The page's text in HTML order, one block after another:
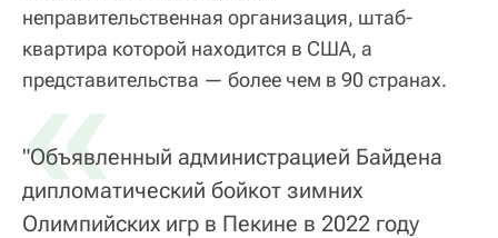
неправительственная организация, штаб-
квартира которой находится в США, а
представительства — более чем в 90 странах.
«
"Объявленный администрацией Байдена
дипломатический бойкот зимних
Олимпийских игр в Пекине в 2022 году